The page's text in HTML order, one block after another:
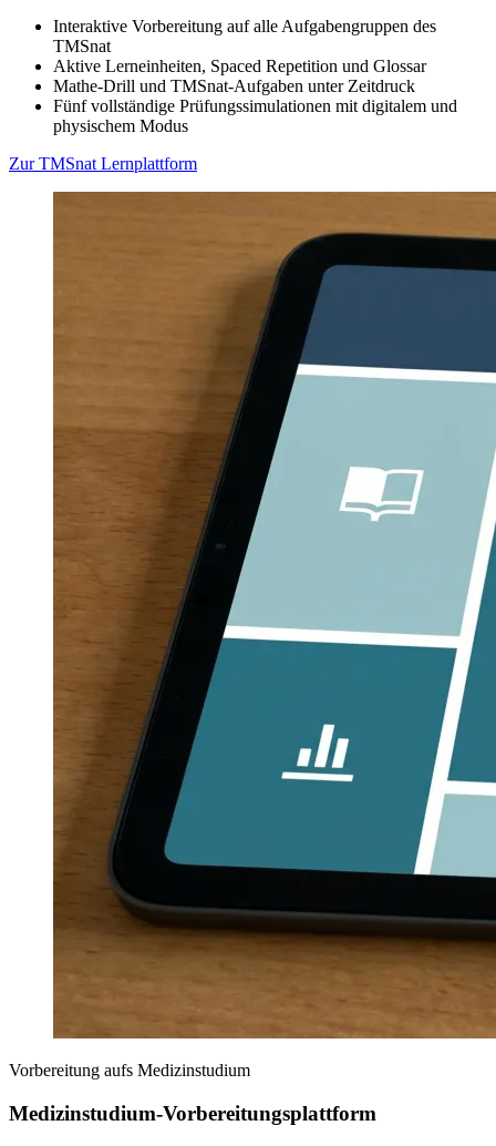
Interaktive Vorbereitung auf alle Aufgabengruppen des
TMSnat
Aktive Lerneinheiten, Spaced Repetition und Glossar
Mathe-Drill und TMSnat-Aufgaben unter Zeitdruck
Fünf vollständige Prüfungssimulationen mit digitalem und
physischem Modus
Zur TMSnat Lernplattform
Vorbereitung aufs Medizinstudium
Medizinstudium-Vorbereitungsplattform